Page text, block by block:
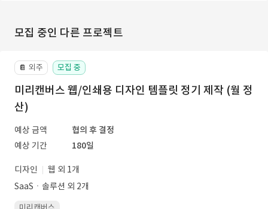
모집 중인 다른 프로젝트
📔 외주 모집 중
미리캔버스 웹/인쇄용 디자인 템플릿 정기 제작 (월 정
산)
예상 금액
협의 후 결정
예상 기간
180일
디자인
웹 외 1개
SaaSㆍ솔루션 외 2개